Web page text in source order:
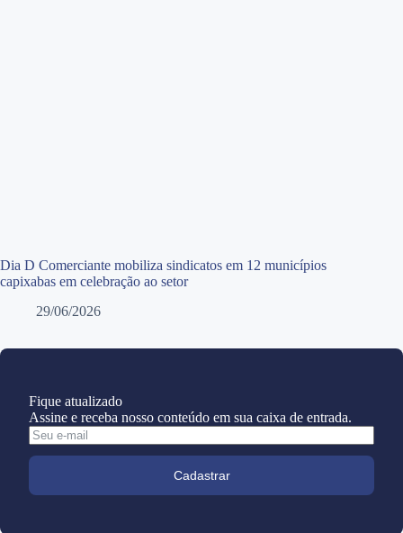
Dia D Comerciante mobiliza sindicatos em 12 municípios
capixabas em celebração ao setor
29/06/2026
Fique atualizado
Assine e receba nosso conteúdo em sua caixa de entrada.
Cadastrar